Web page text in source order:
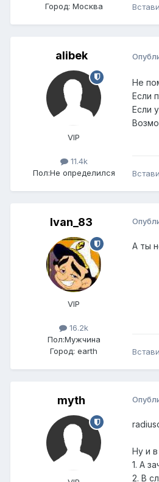
Город: Москва
alibek
VIP
11.4k
Пол:Не определился
Не
Если
Если
Ivan_83
VIP
16.2k
Пол:Мужчина
Город: earth
А ты
myth
Ну и
1. А
2. В